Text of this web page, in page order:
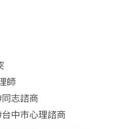
師
志諮商
中市心理諮商